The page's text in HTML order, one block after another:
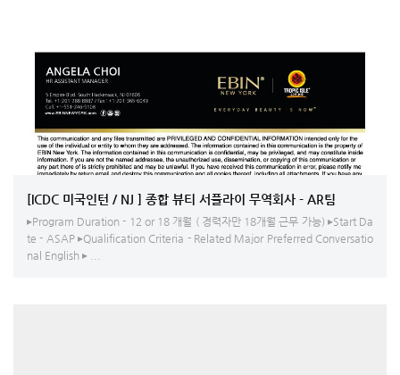
[ICDC 미국인턴 / NJ ] 종합 뷰티 서플라이 무역회사 - AR팀
▸Program Duration - 12 or 18 개월 ( 경력자만 18개월 근무 가능) ▸Start Da
te - ASAP ▸Qualification Criteria - Related Major Preferred Conversatio
nal English ▸ ...